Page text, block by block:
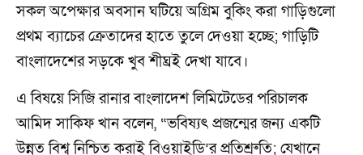
সকল অপেক্ষার অবসান ঘটিয়ে অগ্রিম বুকিং করা গাড়িগুলো
প্রথম ব্যাচের ক্রেতাদের হাতে তুলে দেওয়া হচ্ছে; গাড়িটি
বাংলাদেশের সড়কে খুব শীঘ্রই দেখা যাবে।
এ বিষয়ে সিজি রানার বাংলাদেশ লিমিটেডের পরিচালক
আমিদ সাকিফ খান বলেন, “ভবিষ্যৎ প্রজন্মের জন্য একটি
উন্নত বিশ্ব নিশ্চিত করাই বিওয়াইডি’র প্রতিশ্রুতি; যেখানে